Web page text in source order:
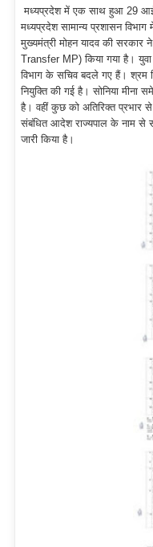
मध्यप्रदेश में एक साथ हुआ 29
मध्यप्रदेश सामान्य प्रशासन
मुख्यमंत्री मोहन यादव की सरकार
Transfer MP) किया गया है।
विभाग के सचिव बदले गए हैं। श्रम
नियुक्ति की गई है। सोनिया मीना
है। वहीं कुछ को अतिरिक्त प्रभार
संबंधित आदेश राज्यपाल के नाम से
जारी किया है।